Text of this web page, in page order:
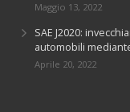
Maggio 13, 2022
SAE J2020:
automobili
Aprile 20, 2022